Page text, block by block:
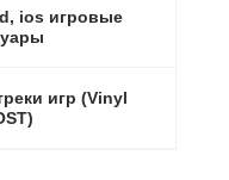
ios игровые
игр (Vinyl